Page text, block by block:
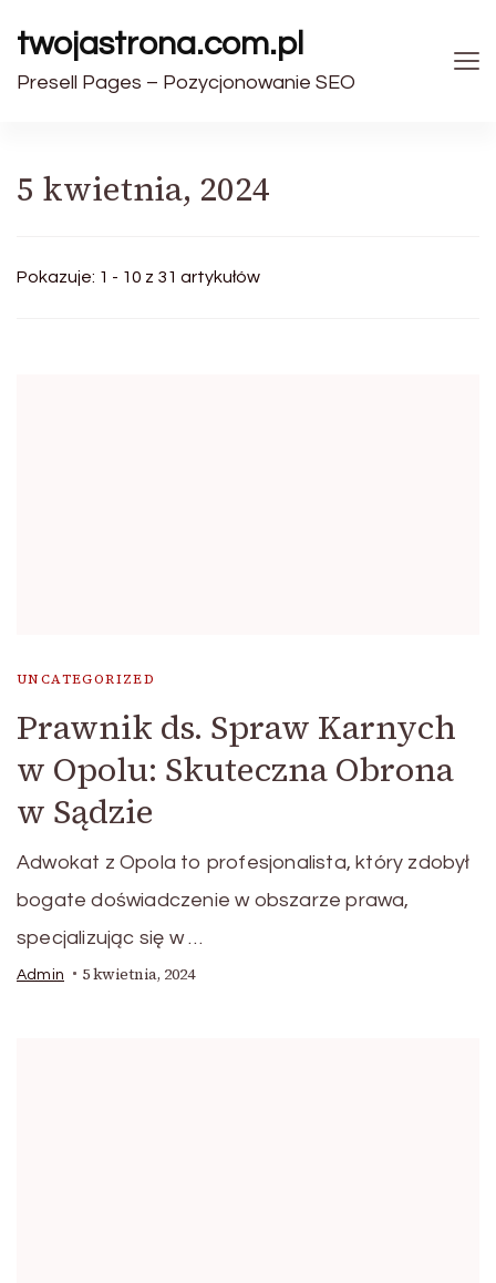
twojastrona.com.pl
Presell Pages – Pozycjonowanie SEO
5 kwietnia, 2024
Pokazuje: 1 - 10 z 31 artykułów
UNCATEGORIZED
Prawnik ds. Spraw Karnych
w Opolu: Skuteczna Obrona
w Sądzie
Adwokat z Opola to profesjonalista, który zdobył
bogate doświadczenie w obszarze prawa,
specjalizując się w …
Admin 5 kwietnia, 2024